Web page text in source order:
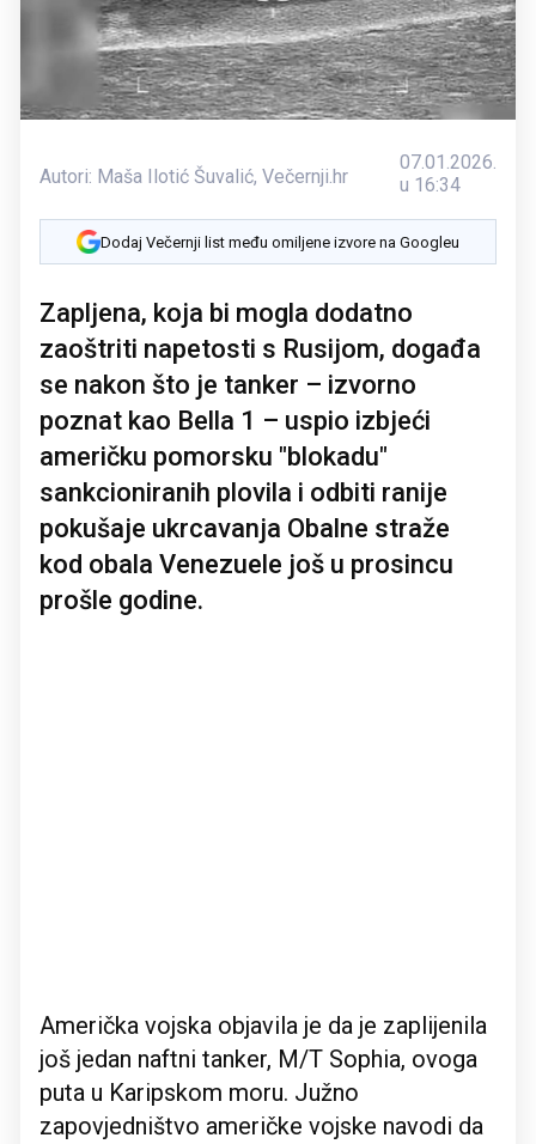
Autori: Maša Ilotić Šuvalić, Večernji.hr
07.01.2026.
u 16:34
Dodaj Večernji list među omiljene izvore na Googleu
Zapljena, koja bi mogla dodatno
zaoštriti napetosti s Rusijom, događa
se nakon što je tanker – izvorno
poznat kao Bella 1 – uspio izbjeći
američku pomorsku "blokadu"
sankcioniranih plovila i odbiti ranije
pokušaje ukrcavanja Obalne straže
kod obala Venezuele još u prosincu
prošle godine.
Američka vojska objavila je da je zaplijenila
još jedan naftni tanker, M/T Sophia, ovoga
puta u Karipskom moru. Južno
zapovjedništvo američke vojske navodi da